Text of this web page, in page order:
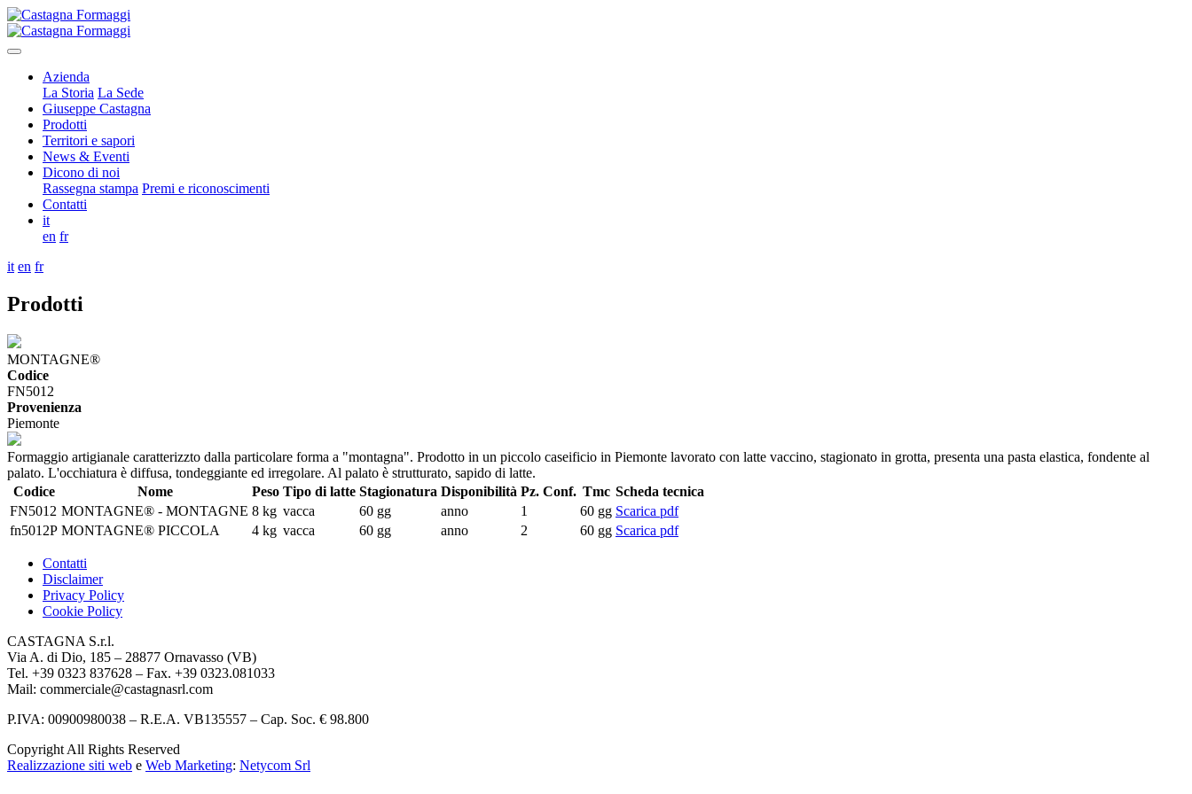
Azienda
La Storia La Sede
Giuseppe Castagna
Prodotti
Territori e sapori
News & Eventi
Dicono di noi
Rassegna stampa Premi e riconoscimenti
Contatti
it
en fr
it en fr
Prodotti
MONTAGNE®
Codice
FN5012
Provenienza
Piemonte
Formaggio artigianale caratterizzto dalla particolare forma a "montagna". Prodotto in un piccolo caseificio in Piemonte lavorato con latte vaccino, stagionato in grotta, presenta una pasta elastica, fondente al
palato. L'occhiatura è diffusa, tondeggiante ed irregolare. Al palato è strutturato, sapido di latte.
Codice
Nome Peso Tipo di latte Stagionatura Disponibilità Pz. Conf. Tmc Scheda tecnica
FN5012 MONTAGNE® - MONTAGNE 8 kg vacca 60 gg anno 1 60 gg Scarica pdf
fn5012P MONTAGNE® PICCOLA 4 kg vacca 60 gg anno 2 60 gg Scarica pdf
Contatti
Disclaimer
Privacy Policy
Cookie Policy
CASTAGNA S.r.l.
Via A. di Dio, 185 – 28877 Ornavasso (VB)
Tel. +39 0323 837628 – Fax. +39 0323.081033
Mail: commerciale@castagnasrl.com
P.IVA: 00900980038 – R.E.A. VB135557 – Cap. Soc. € 98.800
Copyright All Rights Reserved
Realizzazione siti web e Web Marketing: Netycom Srl